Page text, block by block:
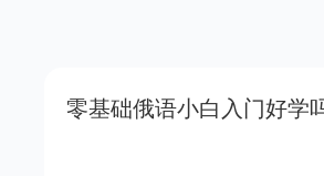
零基础俄语小白入门好学